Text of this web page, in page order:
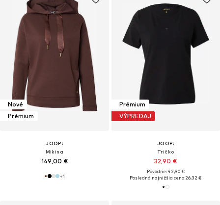
Nové
Prémium
JOOP!
Mikina
149,00 €
+1
Prémium
VÝPREDAJ
JOOP!
Tričko
32,90 €
Pôvodne: 42,90 €
Posledná najnižšia cena:26,32 €